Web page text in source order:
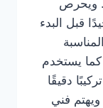
ويحرص
قبل البدء
كما يستخدم
دقيقًا
فني